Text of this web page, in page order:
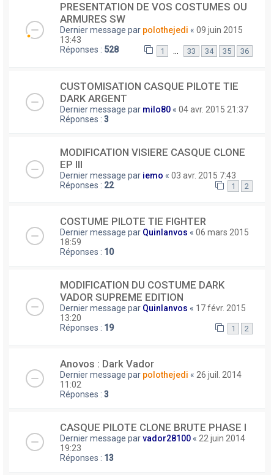
PRESENTATION DE VOS COSTUMES OU
ARMURES SW
Dernier message par polothejedi « 09 juin 2015
13:43
Réponses : 528 1 33 34 35 36
CUSTOMISATION CASQUE PILOTE TIE
DARK ARGENT
Dernier message par milo80 « 04 avr. 2015 21:37
Réponses : 3
MODIFICATION VISIERE CASQUE CLONE
EP III
Dernier message par iemo « 03 avr. 2015 7:43
Réponses : 22 1 2
COSTUME PILOTE TIE FIGHTER
Dernier message par Quinlanvos « 06 mars 2015
18:59
Réponses : 10
MODIFICATION DU COSTUME DARK
VADOR SUPREME EDITION
Dernier message par Quinlanvos « 17 févr. 2015
13:20
Réponses : 19 1 2
Anovos : Dark Vador
Dernier message par polothejedi « 26 juil. 2014
11:02
Réponses : 3
CASQUE PILOTE CLONE BRUTE PHASE I
Dernier message parvador28100 « 22 juin 2014
19:23
Réponses : 13